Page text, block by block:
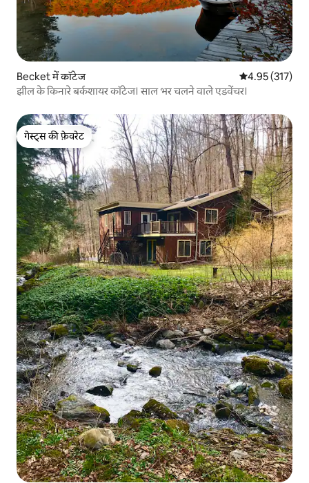
Becket में कॉटेज औसत रेटिंग 5 में से
4.95 (317)
झील के किनारे बर्कशायर कॉटेज। साल भर चलने वाले एडवेंचर।
गेस्ट्स की फ़ेवरेट
गेस्ट्स की फ़ेवरेट